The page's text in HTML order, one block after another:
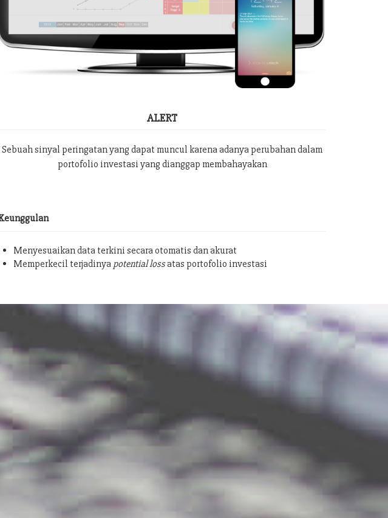
ALERT
Sebuah sinyal peringatan yang dapat muncul karena adanya perubahan dalam
portofolio investasi yang dianggap membahayakan
Menyesuaikan data terkini secara otomatis dan akurat
Memperkecil terjadinya potential lossatas portofolio investasi